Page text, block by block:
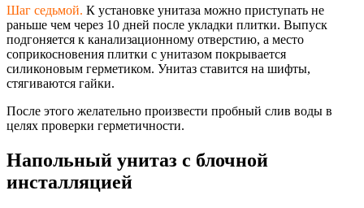
Шаг седьмой. К установке унитаза можно приступать не
раньше чем через 10 дней после укладки плитки. Выпуск
подгоняется к канализационному отверстию, а место
соприкосновения плитки с унитазом покрывается
силиконовым герметиком. Унитаз ставится на шифты,
стягиваются гайки.
После этого желательно произвести пробный слив воды в
целях проверки герметичности.
Напольный унитаз с блочной
инсталляцией